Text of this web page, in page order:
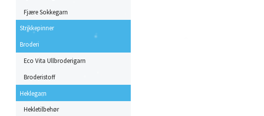
Fjære Sokkegarn
Strikkepinner
Broderi
Eco Vita Ullbroderigarn
Broderistoff
Heklegarn
Hekletilbehør